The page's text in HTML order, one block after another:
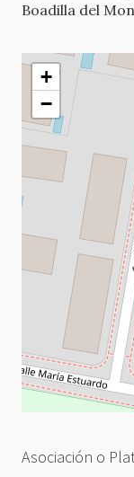
Boadilla del
+
−
Asociación o